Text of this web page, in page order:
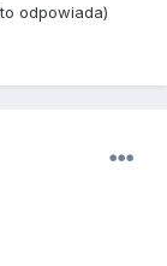
odpowiada)